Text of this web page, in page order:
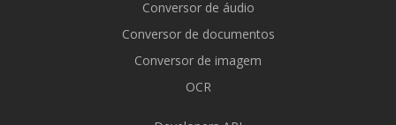
Conversor de áudio
Conversor de documentos
Conversor de imagem
OCR